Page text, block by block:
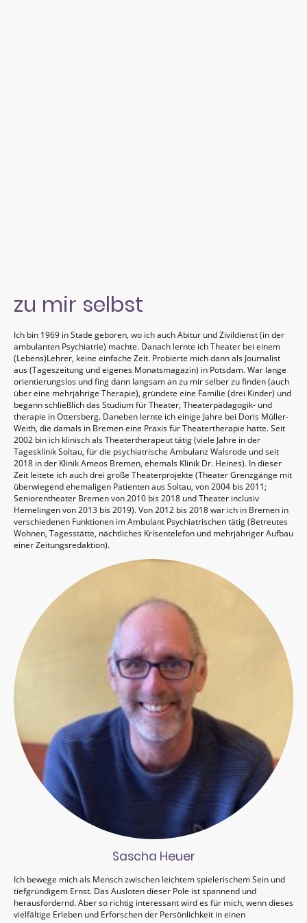
zu mir selbst
Ich bin 1969 in Stade geboren, wo ich auch Abitur und Zivildienst (in der
ambulanten Psychiatrie) machte. Danach lernte ich Theater bei einem
(Lebens)Lehrer, keine einfache Zeit. Probierte mich dann als Journalist
aus (Tageszeitung und eigenes Monatsmagazin) in Potsdam. War lange
orientierungslos und fing dann langsam an zu mir selber zu finden (auch
über eine mehrjährige Therapie), gründete eine Familie (drei Kinder) und
begann schließlich das Studium für Theater, Theaterpädagogik- und
therapie in Ottersberg. Daneben lernte ich einige Jahre bei Doris Müller-
Weith, die damals in Bremen eine Praxis für Theatertherapie hatte. Seit
2002 bin ich klinisch als Theatertherapeut tätig (viele Jahre in der
Tagesklinik Soltau, für die psychiatrische Ambulanz Walsrode und seit
2018 in der Klinik Ameos Bremen, ehemals Klinik Dr. Heines). In dieser
Zeit leitete ich auch drei große Theaterprojekte (Theater Grenzgänge mit
überwiegend ehemaligen Patienten aus Soltau, von 2004 bis 2011;
Seniorentheater Bremen von 2010 bis 2018 und Theater inclusiv
Hemelingen von 2013 bis 2019). Von 2012 bis 2018 war ich in Bremen in
verschiedenen Funktionen im Ambulant Psychiatrischen tätig (Betreutes
Wohnen, Tagesstätte, nächtliches Krisentelefon und mehrjähriger Aufbau
einer Zeitungsredaktion).
Ich bewege mich als Mensch zwischen leichtem spielerischem Sein und
tiefgründigem Ernst. Das Ausloten dieser Pole ist spannend und
herausfordernd. Aber so richtig interessant wird es für mich, wenn dieses
vielfältige Erleben und Erforschen der Persönlichkeit in einen
Sascha Heuer